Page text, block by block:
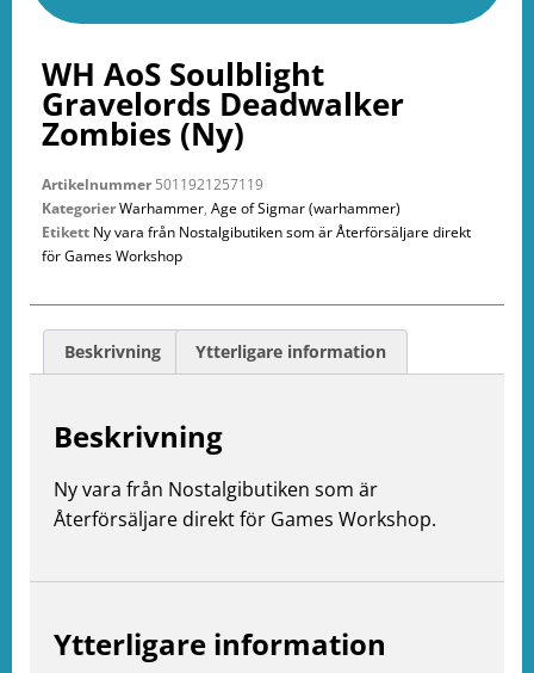
WH AoS Soulblight
Gravelords Deadwalker
Zombies (Ny)
Artikelnummer 5011921257119
KategorierWarhammer, Age of Sigmar (warhammer)
Etikett Ny vara från Nostalgibutiken som är Återförsäljare direkt
för Games Workshop
Beskrivning Ytterligare information
Beskrivning
Ny vara från Nostalgibutiken som är
Återförsäljare direkt för Games Workshop.
Ytterligare information